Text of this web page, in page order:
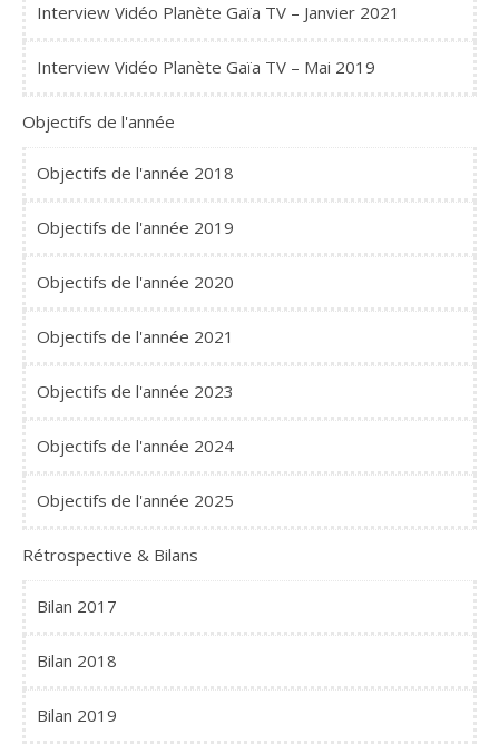
Interview Vidéo Planète Gaïa TV – Janvier 2021
Interview Vidéo Planète Gaïa TV – Mai 2019
Objectifs de l'année
Objectifs de l'année 2018
Objectifs de l'année 2019
Objectifs de l'année 2020
Objectifs de l'année 2021
Objectifs de l'année 2023
Objectifs de l'année 2024
Objectifs de l'année 2025
Rétrospective & Bilans
Bilan 2017
Bilan 2018
Bilan 2019